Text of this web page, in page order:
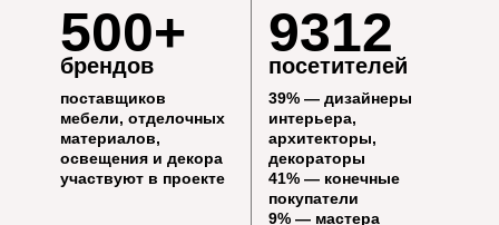
посетителей
9312
брендов
500+
поставщиков
мебели, отделочных
материалов,
освещения и декора
участвуют в проекте
39% — дизайнеры
интерьера,
архитекторы,
декораторы
41% — конечные
покупатели
9% — мастера
ПОДПИШИСЬ!
БУДЬ ВСЕГДА В КУРСЕ